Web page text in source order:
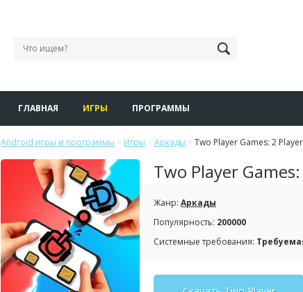
ГЛАВНАЯ ИГРЫ ПРОГРАММЫ
Android игры и программы > Игры > Аркады > Two Player Games: 2
Two Player
Жанр: Аркады
Популярность: 200000
Системные требования: